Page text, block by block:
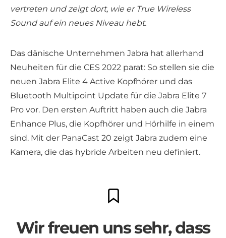
vertreten und zeigt dort, wie er True Wireless
Sound auf ein neues Niveau hebt.
Das dänische Unternehmen Jabra hat allerhand
Neuheiten für die CES 2022 parat: So stellen sie die
neuen Jabra Elite 4 Active Kopfhörer und das
Bluetooth Multipoint Update für die Jabra Elite 7
Pro vor. Den ersten Auftritt haben auch die Jabra
Enhance Plus, die Kopfhörer und Hörhilfe in einem
sind. Mit der PanaCast 20 zeigt Jabra zudem eine
Kamera, die das hybride Arbeiten neu definiert.
Wir freuen uns sehr, dass